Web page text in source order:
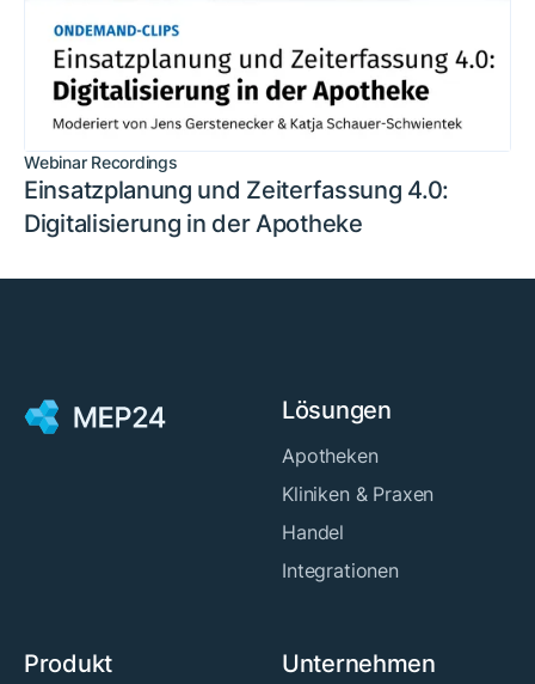
Webinar Recordings
Einsatzplanung und Zeiterfassung 4.0:
Digitalisierung in der Apotheke
Lösungen
Apotheken
Kliniken & Praxen
Handel
Integrationen
Produkt Unternehmen